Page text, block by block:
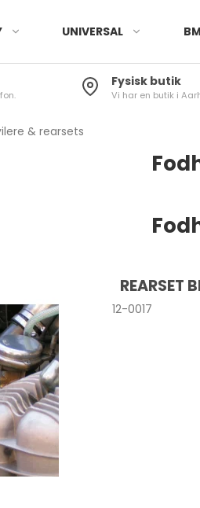
UNIVERSAL
Fysisk butik
Vi har en butik i
& rearsets
REARSET
12-0017